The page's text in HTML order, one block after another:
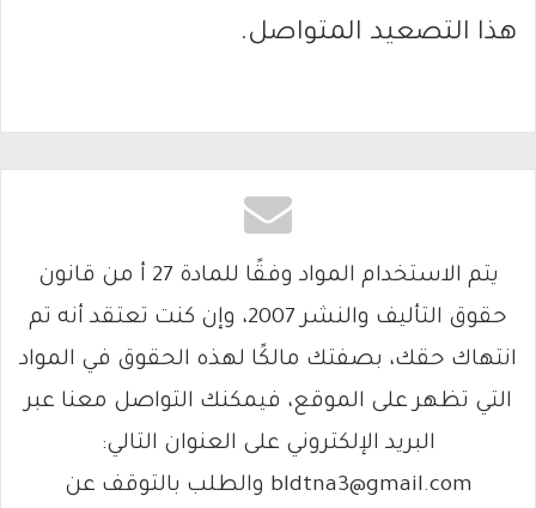
هذا التصعيد المتواصل.
يتم الاستخدام المواد وفقًا للمادة 27 أ من قانون
حقوق التأليف والنشر 2007، وإن كنت تعتقد أنه تم
انتهاك حقك، بصفتك مالكًا لهذه الحقوق في المواد
التي تظهر على الموقع، فيمكنك التواصل معنا عبر
البريد الإلكتروني على العنوان التالي:
bldtna3@gmail.com والطلب بالتوقف عن